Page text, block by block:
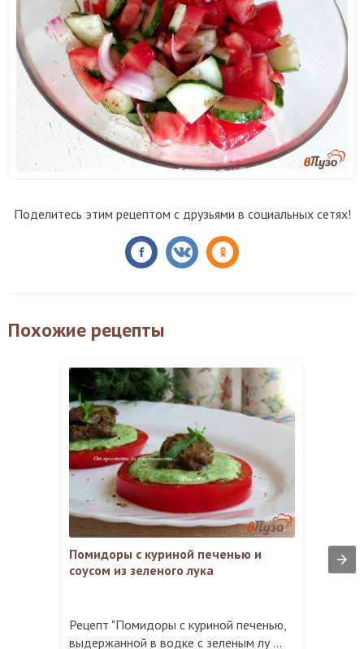
Поделитесь этим рецептом с друзьями в социальных сетях!
Похожие рецепты
Помидоры с куриной печенью и
соусом из зеленого лука
Рецепт "Помидоры с куриной печенью,
выдержанной в водке с зеленым лу ...